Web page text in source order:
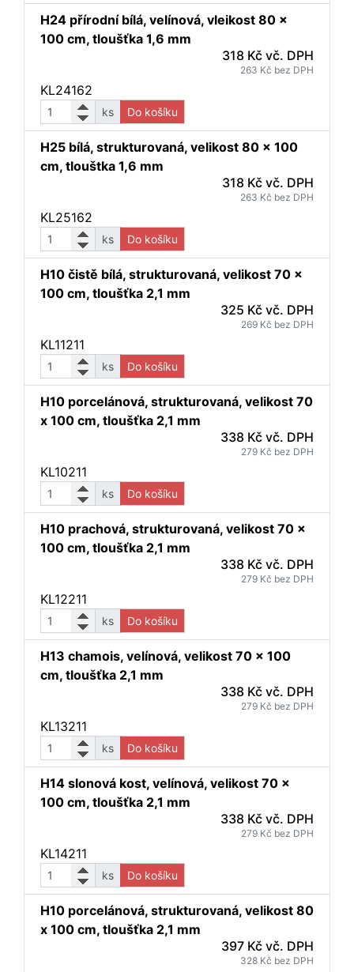
H24 přírodní bílá, velínová, vleikost 80 x
100 cm, tloušťka 1,6 mm
318 Kč vč. DPH
263 Kč bez DPH
KL24162
ks Do košíku
H25 bílá, strukturovaná, velikost 80 x 100
cm, tlouštka 1,6 mm
318 Kč vč. DPH
263 Kč bez DPH
KL25162
ks Do košíku
H10 čistě bílá, strukturovaná, velikost 70 x
100 cm, tloušťka 2,1 mm
325 Kč vč. DPH
269 Kč bez DPH
KL11211
ks Do košíku
H10 porcelánová, strukturovaná, velikost 70
x 100 cm, tloušťka 2,1 mm
338 Kč vč. DPH
279 Kč bez DPH
KL10211
ks Do košíku
H10 prachová, strukturovaná, velikost 70 x
100 cm, tloušťka 2,1 mm
338 Kč vč. DPH
279 Kč bez DPH
KL12211
ks Do košíku
H13 chamois, velínová, velikost 70 x 100
cm, tloušťka 2,1 mm
338 Kč vč. DPH
279 Kč bez DPH
KL13211
ks Do košíku
H14 slonová kost, velínová, velikost 70 x
100 cm, tloušťka 2,1 mm
338 Kč vč. DPH
279 Kč bez DPH
KL14211
ks Do košíku
H10 porcelánová, strukturovaná, velikost 80
x 100 cm, tloušťka 2,1 mm
397 Kč vč. DPH
328 Kč bez DPH